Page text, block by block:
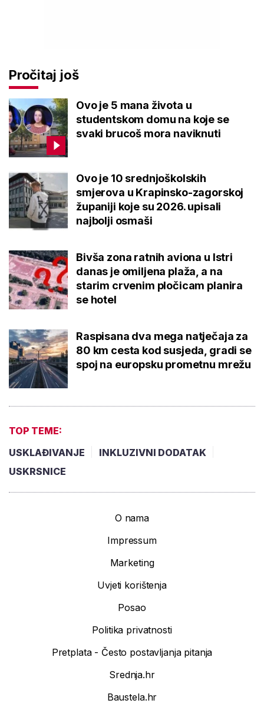
Pročitaj još
Ovo je 5 mana života u
studentskom domu na koje se
svaki brucoš mora naviknuti
Ovo je 10 srednjoškolskih
smjerova u Krapinsko-zagorskoj
županiji koje su 2026. upisali
najbolji osmaši
Bivša zona ratnih aviona u Istri
danas je omiljena plaža, a na
starim crvenim pločicam planira
se hotel
Raspisana dva mega natječaja za
80 km cesta kod susjeda, gradi se
spoj na europsku prometnu mrežu
TOP TEME:
USKLAĐIVANJE
INKLUZIVNI DODATAK
USKRSNICE
O nama
Impressum
Marketing
Uvjeti korištenja
Posao
Politika privatnosti
Pretplata - Često postavljanja pitanja
Srednja.hr
Baustela.hr